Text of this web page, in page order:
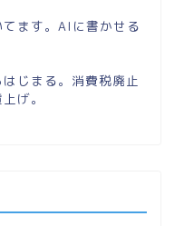
ます。AIに書かせる
じまる。消費税廃止
げ。